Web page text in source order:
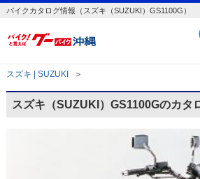
バイクカタログ情報（スズキ（SUZUKI）GS1100G）
スズキ | SUZUKI ＞
スズキ（SUZUKI）GS1100Gのカタ